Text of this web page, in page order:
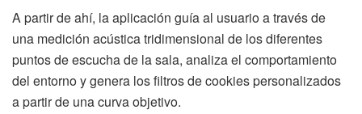
A partir de ahí, la aplicación guía al usuario a través de
una medición acústica tridimensional de los diferentes
puntos de escucha de la sala, analiza el comportamiento
del entorno y genera los filtros de cookies personalizados
a partir de una curva objetivo.